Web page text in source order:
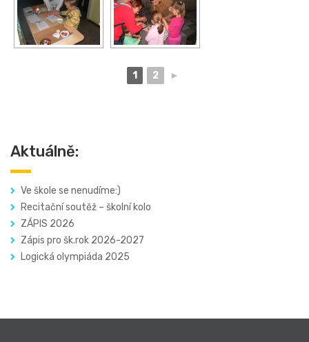
1 2 ►
Aktuálně:
Ve škole se nenudíme:)
Recitační soutěž – školní kolo
ZÁPIS 2026
Zápis pro šk.rok 2026-2027
Logická olympiáda 2025